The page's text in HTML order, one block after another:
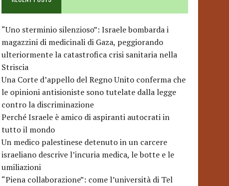
“Uno sterminio silenzioso”: Israele bombarda i
magazzini di medicinali di Gaza, peggiorando
ulteriormente la catastrofica crisi sanitaria nella
Striscia
Una Corte d’appello del Regno Unito conferma che
le opinioni antisioniste sono tutelate dalla legge
contro la discriminazione
Perché Israele è amico di aspiranti autocrati in
tutto il mondo
Un medico palestinese detenuto in un carcere
israeliano descrive l’incuria medica, le botte e le
umiliazioni
“Piena collaborazione”: come l’università di Tel